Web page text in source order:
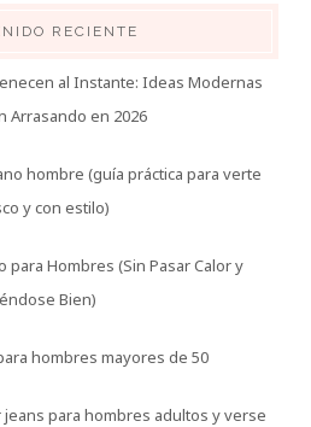
RECIENTE
al Instante: Ideas Modernas
Arrasando en 2026
hombre (guía práctica para verte
y con estilo)
para Hombres (Sin Pasar Calor y
Bien)
hombres mayores de 50
jeans para hombres adultos y verse